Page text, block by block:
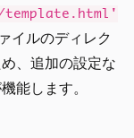
template.html'
イルのディレク
、追加の設定な
能します。